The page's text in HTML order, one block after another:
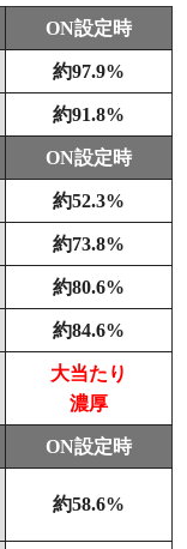
ON設定時
約97.9%
約91.8%
ON設定時
約52.3%
約73.8%
約80.6%
約84.6%
大当たり
濃厚
ON設定時
約58.6%